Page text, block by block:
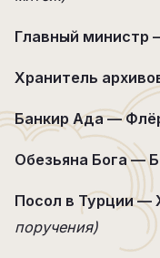
Главный министр
Хранитель
Банкир Ада —
Обезьяна Бога —
Посол в Турции —
поручения)